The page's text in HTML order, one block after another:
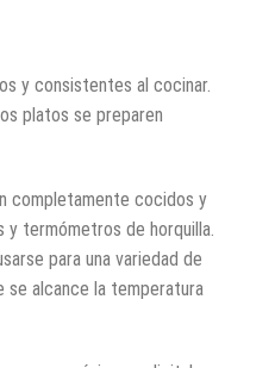
y consistentes al cocinar.
platos se preparen
completamente cocidos y
termómetros de horquilla.
para una variedad de
se alcance la temperatura